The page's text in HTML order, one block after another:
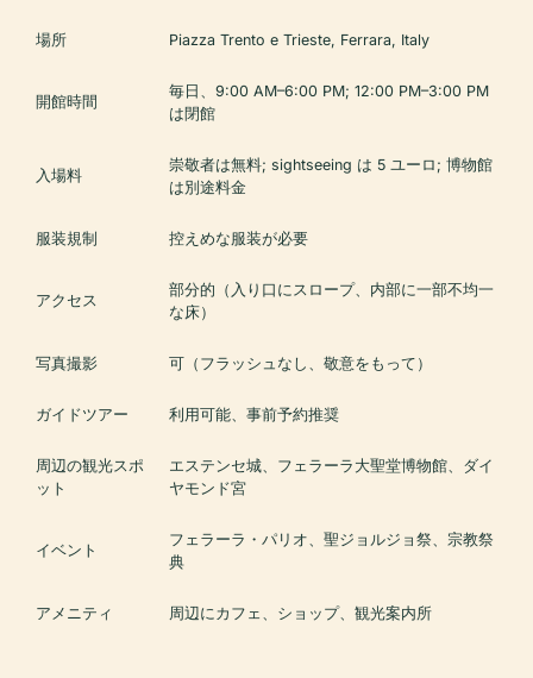
場所 Piazza Trento e Trieste, Ferrara, Italy
開館時間
毎日、9:00 AM–6:00 PM; 12:00 PM–3:00 PM
は閉館
入場料
崇敬者は無料; sightseeing は 5 ユーロ; 博物館
は別途料金
服装規制 控えめな服装が必要
アクセス
部分的（入り口にスロープ、内部に一部不均一
な床）
写真撮影 可（フラッシュなし、敬意をもって）
ガイドツアー 利用可能、事前予約推奨
周辺の観光スポ
ット
エステンセ城、フェラーラ大聖堂博物館、ダイ
ヤモンド宮
イベント
フェラーラ・パリオ、聖ジョルジョ祭、宗教祭
典
アメニティ 周辺にカフェ、ショップ、観光案内所